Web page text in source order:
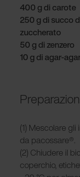
400 g di carote
250 g di succo
zuccherato
50 g di zenzero
10 g di agar-
(1) Mescolare
da pacossare®.
(2) Chiudere il
coperchio,